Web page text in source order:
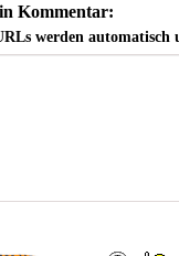
Kommentar:
werden automatisch